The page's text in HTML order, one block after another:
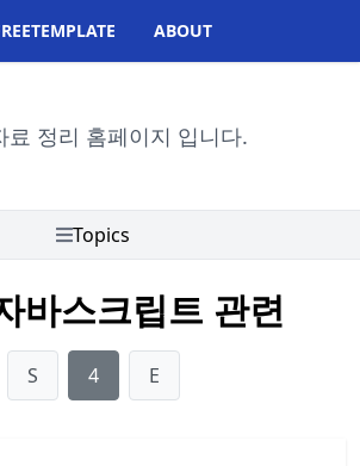
ABOUT
료 정리 홈페이지 입니다.
Topics
바스크립트 관련
S 4 E